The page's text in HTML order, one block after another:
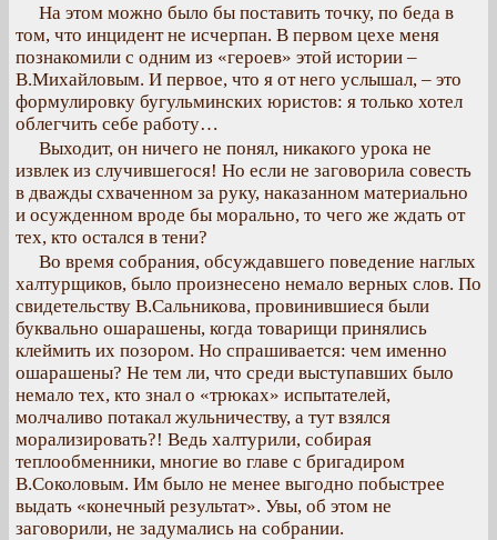
На этом можно было бы поставить точку, по беда в
том, что инцидент не исчерпан. В первом цехе меня
познакомили с одним из «героев» этой истории –
В.Михайловым. И первое, что я от него услышал, – это
формулировку бугульминских юристов: я только хотел
облегчить себе работу…
Выходит, он ничего не понял, никакого урока не
извлек из случившегося! Но если не заговорила совесть
в дважды схваченном за руку, наказанном материально
и осужденном вроде бы морально, то чего же ждать от
тех, кто остался в тени?
Во время собрания, обсуждавшего поведение наглых
халтурщиков, было произнесено немало верных слов. По
свидетельству В.Сальникова, провинившиеся были
буквально ошарашены, когда товарищи принялись
клеймить их позором. Но спрашивается: чем именно
ошарашены? Не тем ли, что среди выступавших было
немало тех, кто знал о «трюках» испытателей,
молчаливо потакал жульничеству, а тут взялся
морализировать?! Ведь халтурили, собирая
теплообменники, многие во главе с бригадиром
В.Соколовым. Им было не менее выгодно побыстрее
выдать «конечный результат». Увы, об этом не
заговорили, не задумались на собрании.